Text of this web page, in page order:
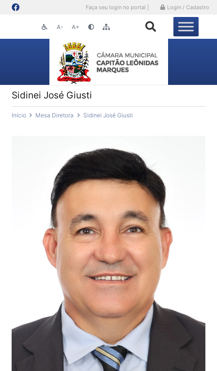
Faça seu login no portal | Login / Cadastro
A- A+
Sidinei José Giusti
Início Mesa Diretora Sidinei José Giusti